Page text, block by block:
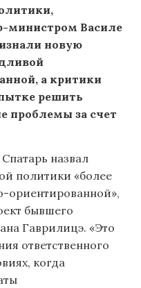
министром Василе
новую
а критики
решить
проблемы за счет
назвал
политики «более
ориентированной»,
бывшего
Гаврилицэ. «Это
ответственного
когда